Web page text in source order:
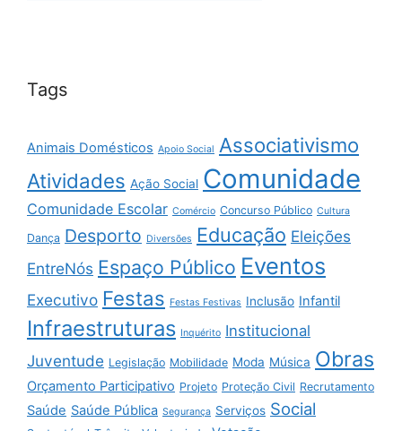
Tags
Animais Domésticos Apoio Social Associativismo
Atividades Ação Social Comunidade
Comunidade Escolar Comércio Concurso Público Cultura
Dança Desporto Diversões Educação Eleições
EntreNós Espaço Público Eventos
Executivo Festas Festas Festivas Inclusão Infantil
Infraestruturas Inquérito Institucional
Juventude Legislação Mobilidade Moda Música Obras
Orçamento Participativo Projeto Proteção Civil Recrutamento
Saúde Saúde Pública Segurança Serviços Social